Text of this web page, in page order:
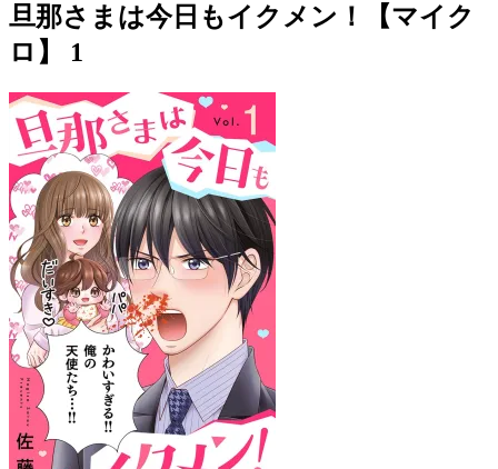
旦那さまは今日もイクメン！【マイク
ロ】 1